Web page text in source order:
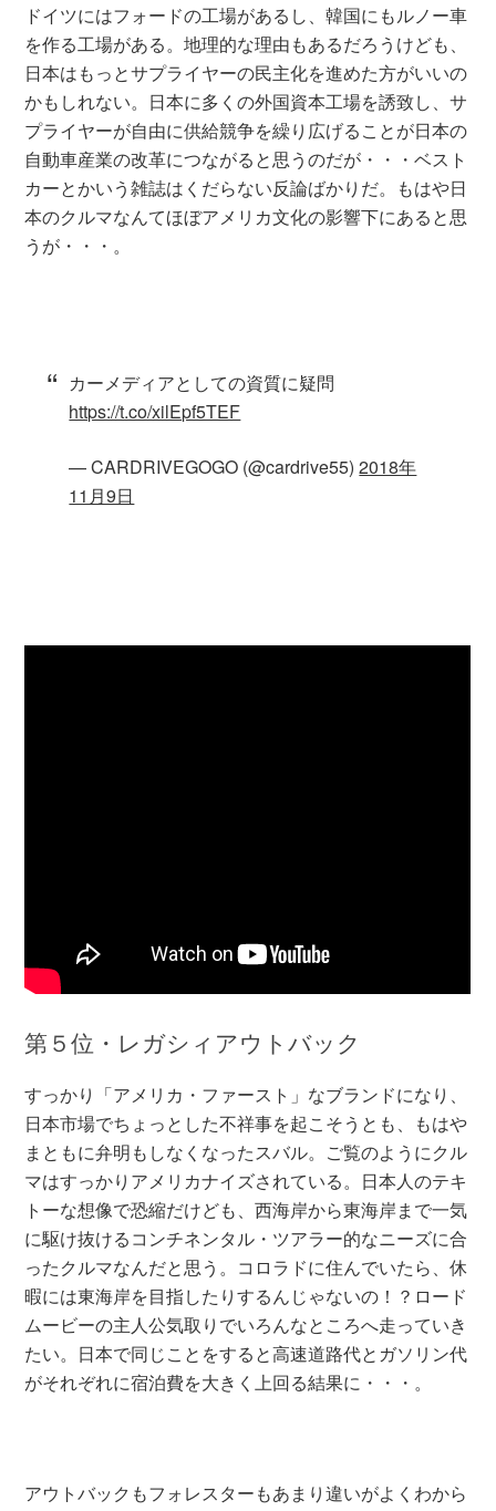
ドイツにはフォードの工場があるし、韓国にもルノー車
を作る工場がある。地理的な理由もあるだろうけども、
日本はもっとサプライヤーの民主化を進めた方がいいの
かもしれない。日本に多くの外国資本工場を誘致し、サ
プライヤーが自由に供給競争を繰り広げることが日本の
自動車産業の改革につながると思うのだが・・・ベスト
カーとかいう雑誌はくだらない反論ばかりだ。もはや日
本のクルマなんてほぼアメリカ文化の影響下にあると思
うが・・・。
カーメディアとしての資質に疑問
https://t.co/xilEpf5TEF
— CARDRIVEGOGO (@cardrive55)2018年
11月9日
第５位・レガシィアウトバック
すっかり「アメリカ・ファースト」なブランドになり、
日本市場でちょっとした不祥事を起こそうとも、もはや
まともに弁明もしなくなったスバル。ご覧のようにクル
マはすっかりアメリカナイズされている。日本人のテキ
トーな想像で恐縮だけども、西海岸から東海岸まで一気
に駆け抜けるコンチネンタル・ツアラー的なニーズに合
ったクルマなんだと思う。コロラドに住んでいたら、休
暇には東海岸を目指したりするんじゃないの！？ロード
ムービーの主人公気取りでいろんなところへ走っていき
たい。日本で同じことをすると高速道路代とガソリン代
がそれぞれに宿泊費を大きく上回る結果に・・・。
アウトバックもフォレスターもあまり違いがよくわから